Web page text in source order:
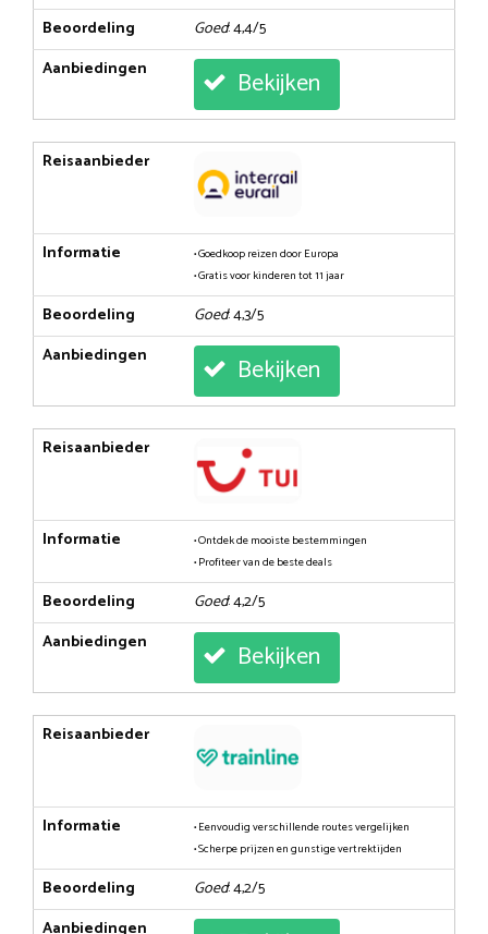
Beoordeling Goed: 4,4/5
Aanbiedingen
Bekijken
Reisaanbieder
Informatie
• Goedkoop reizen door Europa
• Gratis voor kinderen tot 11 jaar
Beoordeling Goed: 4,3/5
Aanbiedingen
Bekijken
Reisaanbieder
Informatie
• Ontdek de mooiste bestemmingen
• Profiteer van de beste deals
Beoordeling Goed: 4,2/5
Aanbiedingen
Bekijken
Reisaanbieder
Informatie
• Eenvoudig verschillende routes vergelijken
• Scherpe prijzen en gunstige vertrektijden
Beoordeling Goed: 4,2/5
Aanbiedingen